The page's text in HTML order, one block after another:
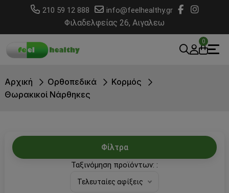
210 59 12 888 info@feelhealthy.gr
Φιλαδελφείας 26, Αιγαλεω
0
Αρχική Ορθοπεδικά
Κορμός
Θωρακικοί Νάρθηκες
Φίλτρα
Ταξινόμηση προϊόντων: :
Τελευταίες αφίξεις